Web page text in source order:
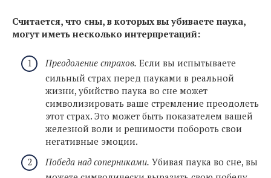
Считается, что сны, в которых вы убиваете паука,
могут иметь несколько интерпретаций:
Преодоление страхов. Если вы испытываете
сильный страх перед пауками в реальной
жизни, убийство паука во сне может
символизировать ваше стремление преодолеть
этот страх. Это может быть показателем вашей
железной воли и решимости побороть свои
негативные эмоции.
Победа над соперниками. Убивая паука во сне, вы